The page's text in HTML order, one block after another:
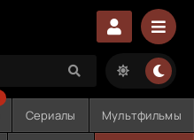
Сериалы Мультфильмы